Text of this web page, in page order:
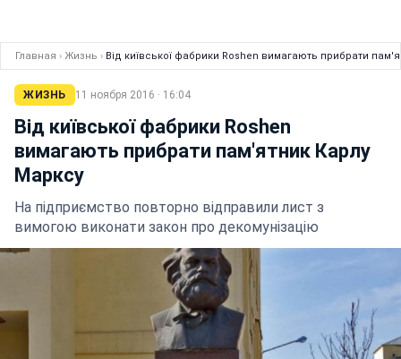
Главная › Жизнь › Від київської фабрики Roshen вимагають прибрати
ЖИЗНЬ 11 ноября 2016 · 16:04
Від київської фабрики Roshen
вимагають прибрати пам'ятник Карлу
Марксу
На підприємство повторно відправили лист з
вимогою виконати закон про декомунізацію